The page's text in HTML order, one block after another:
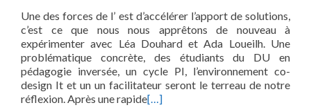
Une des forces de l’ est d’accélérer l’apport de solutions,
c’est ce que nous nous apprêtons de nouveau à
expérimenter avec Léa Douhard et Ada Loueilh. Une
problématique concrète, des étudiants du DU en
pédagogie inversée, un cycle PI, l’environnement co-
design It et un un facilitateur seront le terreau de notre
réflexion. Après une rapide[…]